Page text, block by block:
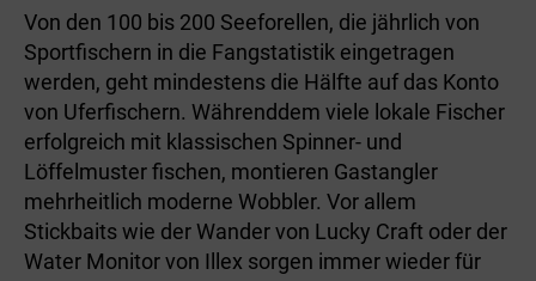
Von den 100 bis 200 Seeforellen, die jährlich von
Sportfischern in die Fangstatistik eingetragen
werden, geht mindestens die Hälfte auf das Konto
von Uferfischern. Währenddem viele lokale Fischer
erfolgreich mit klassischen Spinner- und
Löffelmuster fischen, montieren Gastangler
mehrheitlich moderne Wobbler. Vor allem
Stickbaits wie der Wander von Lucky Craft oder der
Water Monitor von Illex sorgen immer wieder für